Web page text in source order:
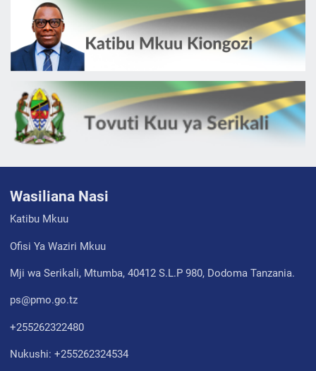
Wasiliana Nasi
Katibu Mkuu
Ofisi Ya Waziri Mkuu
Mji wa Serikali, Mtumba, 40412 S.L.P 980, Dodoma Tanzania.
ps@pmo.go.tz
+255262322480
Nukushi: +255262324534